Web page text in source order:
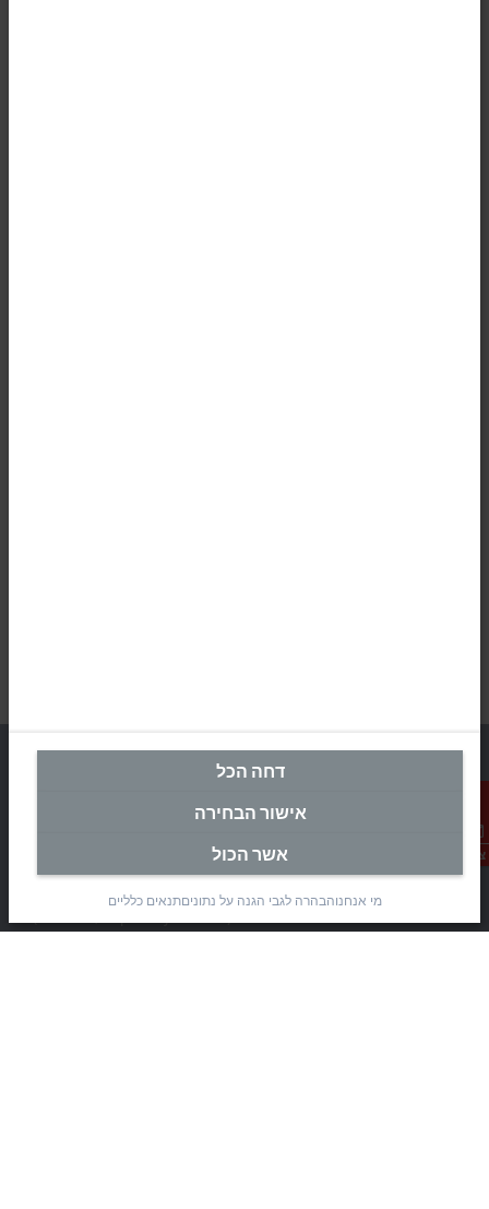
צור קשר
Modi’in Region Industrial Zone 7019900
דחה הכל
אישור הבחירה
אשר הכול
מי אנחנוהבהרה לגבי הגנה על נתוניםתנאים כלליים